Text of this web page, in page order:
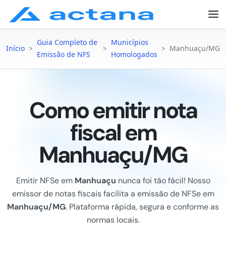
Início >
Guia Completo de
Emissão de NFS
>
Municípios
Homologados
> Manhuaçu/MG
Como emitir nota
fiscal em
Manhuaçu/MG
Emitir NFSe em Manhuaçu nunca foi tão fácil! Nosso
emissor de notas fiscais facilita a emissão de NFSe em
Manhuaçu/MG. Plataforma rápida, segura e conforme as
normas locais.